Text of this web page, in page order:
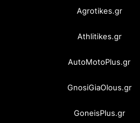
Agrotikes.gr
Athlitikes.gr
AutoMotoPlus.gr
GnosiGiaOlous.gr
GoneisPlus.gr